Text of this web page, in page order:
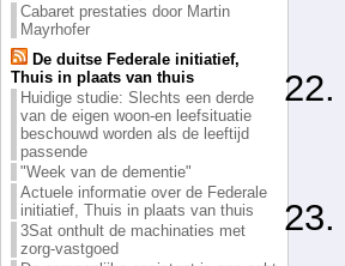
Cabaret prestaties door Martin
Mayrhofer
De duitse Federale initiatief,
Thuis in plaats van thuis
Huidige studie: Slechts een derde
van de eigen woon-en leefsituatie
beschouwd worden als de leeftijd
passende
"Week van de dementie"
Actuele informatie over de Federale
initiatief, Thuis in plaats van thuis
3Sat onthult de machinaties met
zorg-vastgoed